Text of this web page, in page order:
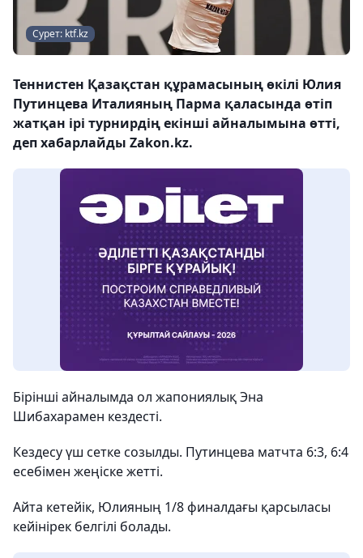
Сурет: ktf.kz
Теннистен Қазақстан құрамасының өкілі Юлия
Путинцева Италияның Парма қаласында өтіп
жатқан ірі турнирдің екінші айналымына өтті,
деп хабарлайды Zakon.kz.
Бірінші айналымда ол жапониялық Эна
Шибахарамен кездесті.
Кездесу үш сетке созылды. Путинцева матчта 6:3, 6:4
есебімен жеңіске жетті.
Айта кетейік, Юлияның 1/8 финалдағы қарсыласы
кейінірек белгілі болады.